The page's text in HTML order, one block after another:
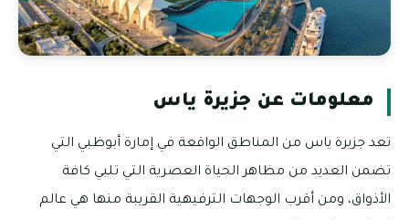
معلومات عن جزيرة ياس
تعد جزيرة ياس من المناطق الواقعة في إمارة أبوظبي التي
تضمن العديد من مظاهر الحياة العصرية التي تلبي كافة
الأذواق، ومن أقرب الوجهات الترفيهية القريبة منها هي عالم